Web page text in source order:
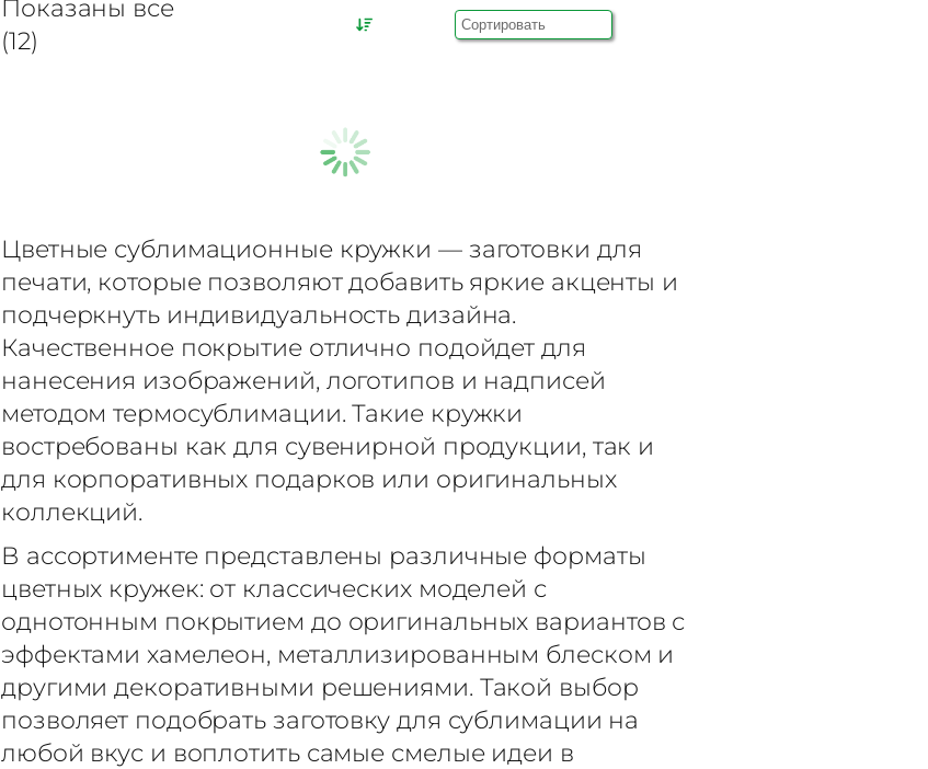
Показаны все
(12)
Цветные сублимационные кружки — заготовки для
печати, которые позволяют добавить яркие акценты и
подчеркнуть индивидуальность дизайна.
Качественное покрытие отлично подойдет для
нанесения изображений, логотипов и надписей
методом термосублимации. Такие кружки
востребованы как для сувенирной продукции, так и
для корпоративных подарков или оригинальных
коллекций.
В ассортименте представлены различные форматы
цветных кружек: от классических моделей с
однотонным покрытием до оригинальных вариантов с
эффектами хамелеон, металлизированным блеском и
другими декоративными решениями. Такой выбор
позволяет подобрать заготовку для сублимации на
любой вкус и воплотить самые смелые идеи в